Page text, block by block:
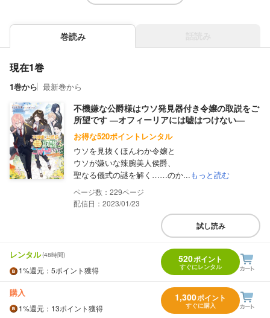
巻読み
現在1巻
1巻から 最新巻から
不機嫌な公爵様はウソ発見器付き令嬢の取説をご
所望です ―オフィーリアには嘘はつけない―
お得な520ポイントレンタル
ウソを見抜くほんわか令嬢と
ウソが嫌いな辣腕美人侯爵、
聖なる儀式の謎を解く……のか...もっと読む
229
配信日：2023/01/23
試し読み
レンタル(48時間)
1%還元 ：5ポイント獲得
520ポイント
すぐにレンタル
購入
1%還元 ：13ポイント獲得
1,300ポイント
すぐに購入